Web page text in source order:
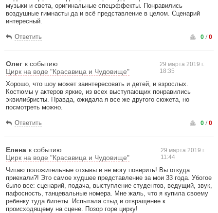
музыки и света, оригинальные спецэффекты. Понравились
воздушные гимнасты да и всё представление в целом. Сценарий
интересный.
Ответить 0/0
Олег к событию
Цирк на воде "Красавица и Чудовище"
29 марта 2019 г.
18:35
Хорошо, что шоу может заинтересовать и детей, и взрослых.
Костюмы у актеров яркие, из всех выступающих понравились
эквилибристы. Правда, ожидала я все же другого сюжета, но
посмотреть можно.
Ответить 0/0
Елена к событию
Цирк на воде "Красавица и Чудовище"
29 марта 2019 г.
11:44
Читаю положительные отзывы и не могу поверить! Вы откуда
приехали?! Это самое худшее представление за мои 33 года. Убогое
было все: сценарий, подача, выступление студентов, ведущий, звук,
пафосность, танцевальные номера. Мне жаль, что я купила своему
ребенку туда билеты. Испытала стыд и отвращение к
происходящему на сцене. Позор горе цирку!